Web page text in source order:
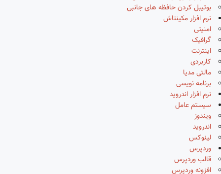
بوتیبل کردن حافظه های جانبی
نرم افزار مکینتاش
امنیتی
گرافیک
اینترنت
کاربردی
مالتی مدیا
برنامه نویسی
نرم افزار اندروید
سیستم عامل
ویندوز
اندروید
لینوکس
وردپرس
قالب وردپرس
افزونه وردپرس